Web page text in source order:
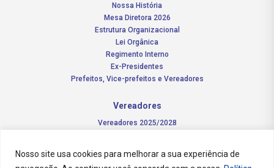
Nosso site usa cookies para melhorar a sua experiência de
Nossa História
Mesa Diretora 2026
Estrutura Organizacional
Lei Orgânica
Regimento Interno
Ex-Presidentes
Prefeitos, Vice-prefeitos e Vereadores
Vereadores
Vereadores 2025/2028